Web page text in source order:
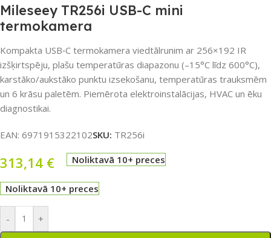
Mileseey TR256i USB-C mini
termokamera
Kompakta USB‑C termokamera viedtālrunim ar 256×192 IR
izšķirtspēju, plašu temperatūras diapazonu (–15°C līdz 600°C),
karstāko/aukstāko punktu izsekošanu, temperatūras trauksmēm
un 6 krāsu paletēm. Piemērota elektroinstalācijas, HVAC un ēku
diagnostikai.
EAN: 6971915322102SKU: TR256i
313,14 € Noliktavā 10+ preces
Noliktavā 10+ preces
- +